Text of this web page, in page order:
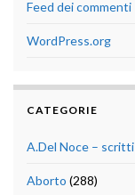
Feed dei commenti
WordPress.org
CATEGORIE
A.Del Noce – scritti
Aborto (288)